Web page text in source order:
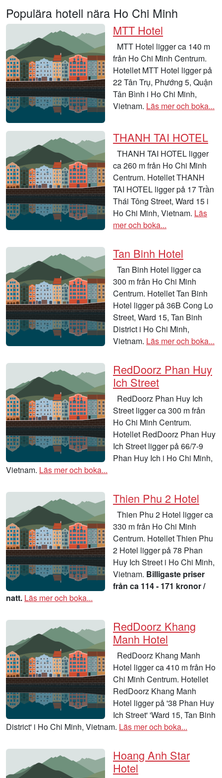
Populära hotell nära Ho Chi Minh
MTT Hotel
MTT Hotel ligger ca 140 m
från Ho Chi Minh Centrum.
Hotellet MTT Hotel ligger på
22 Tân Trụ, Phướng 5, Quận
Tân Bình i Ho Chi Minh,
Vietnam. Läs mer och boka...
THANH TAI HOTEL
THANH TAI HOTEL ligger
ca 260 m från Ho Chi Minh
Centrum. Hotellet THANH
TAI HOTEL ligger på 17 Trần
Thái Tông Street, Ward 15 i
Ho Chi Minh, Vietnam. Läs
mer och boka...
Tan Binh Hotel
Tan Binh Hotel ligger ca
300 m från Ho Chi Minh
Centrum. Hotellet Tan Binh
Hotel ligger på 36B Cong Lo
Street, Ward 15, Tan Binh
District i Ho Chi Minh,
Vietnam. Läs mer och boka...
RedDoorz Phan Huy
Ich Street
RedDoorz Phan Huy Ich
Street ligger ca 300 m från
Ho Chi Minh Centrum.
Hotellet RedDoorz Phan Huy
Ich Street ligger på 66/7-9
Phan Huy Ich i Ho Chi Minh,
Vietnam. Läs mer och boka...
Thien Phu 2 Hotel
Thien Phu 2 Hotel ligger ca
330 m från Ho Chi Minh
Centrum. Hotellet Thien Phu
2 Hotel ligger på 78 Phan
Huy Ich Street i Ho Chi Minh,
Vietnam. Billigaste priser
från ca 114 - 171 kronor /
natt. Läs mer och boka...
RedDoorz Khang
Manh Hotel
RedDoorz Khang Manh
Hotel ligger ca 410 m från Ho
Chi Minh Centrum. Hotellet
RedDoorz Khang Manh
Hotel ligger på '38 Phan Huy
Ich Street' 'Ward 15, Tan Binh
District' i Ho Chi Minh, Vietnam. Läs mer och boka...
Hoang Anh Star
Hotel